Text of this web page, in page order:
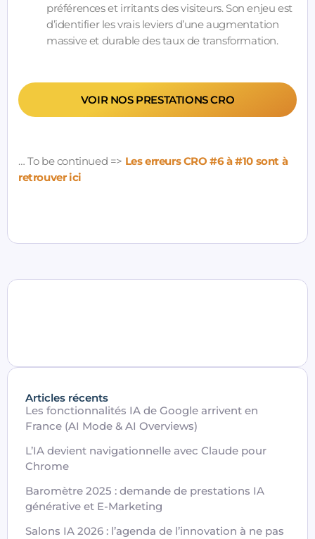
préférences et irritants des visiteurs. Son enjeu est
d’identifier les vrais leviers d’une augmentation
massive et durable des taux de transformation.
VOIR NOS PRESTATIONS CRO
… To be continued => Les erreurs CRO #6 à #10 sont à
retrouver ici
Articles récents
Les fonctionnalités IA de Google arrivent en
France (AI Mode & AI Overviews)
L’IA devient navigationnelle avec Claude pour
Chrome
Baromètre 2025 : demande de prestations IA
générative et E-Marketing
Salons IA 2026 : l’agenda de l’innovation à ne pas